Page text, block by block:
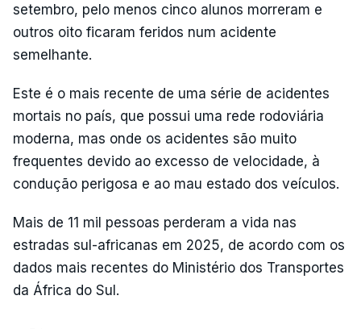
setembro, pelo menos cinco alunos morreram e
outros oito ficaram feridos num acidente
semelhante.
Este é o mais recente de uma série de acidentes
mortais no país, que possui uma rede rodoviária
moderna, mas onde os acidentes são muito
frequentes devido ao excesso de velocidade, à
condução perigosa e ao mau estado dos veículos.
Mais de 11 mil pessoas perderam a vida nas
estradas sul-africanas em 2025, de acordo com os
dados mais recentes do Ministério dos Transportes
da África do Sul.